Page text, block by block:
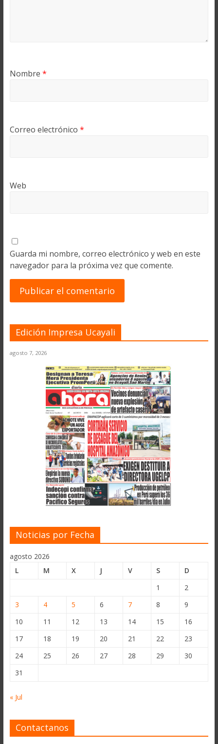
Nombre *
Correo electrónico *
Web
Guarda mi nombre, correo electrónico y web en este
navegador para la próxima vez que comente.
Edición Impresa Ucayali
agosto 7, 2026
Noticias por Fecha
agosto 2026
L
M X J V S
D
1
2
3
4 5 6 7 8
9
10
11 12 13 14 15
16
17
18 19 20 21 22
23
24
25 26 27 28 29
30
31
« Jul
Contactanos